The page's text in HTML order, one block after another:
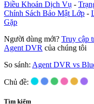
Điều Khoản Dịch Vụ -
Chính Sách Bảo Mật Lớp -
Gặp
Người dùng mới? Truy cập
Agent DVR của chúng tôi
So sánh: Agent DVR vs
Chủ đề:
Tìm kiếm